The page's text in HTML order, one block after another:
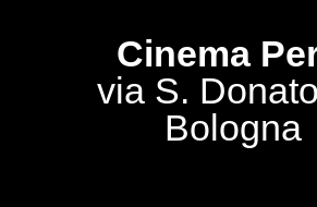
Cinema
via S.
Bologna